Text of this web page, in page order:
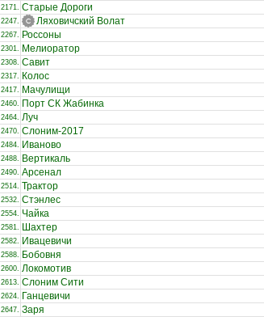
2171. Старые Дороги
2247. Ляховичский Волат
2267. Россоны
2301. Мелиоратор
2308. Савит
2317. Колос
2417. Мачулищи
2460. Порт СК Жабинка
2464. Луч
2470. Слоним-2017
2484. Иваново
2488. Вертикаль
2490. Арсенал
2514. Трактор
2532. Стэнлес
2554. Чайка
2581. Шахтер
2582. Ивацевичи
2588. Бобовня
2600. Локомотив
2613. Слоним Сити
2624. Ганцевичи
2647. Заря